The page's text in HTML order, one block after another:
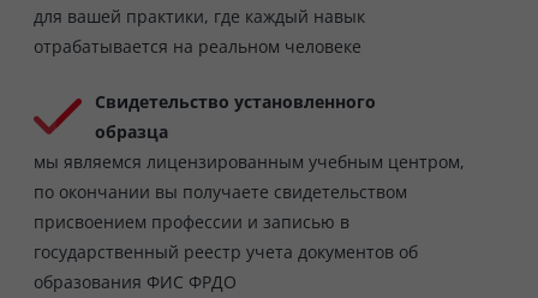
для вашей практики, где каждый навык
отрабатывается на реальном человеке
Свидетельство установленного
образца
мы являемся лицензированным учебным центром,
по окончании вы получаете свидетельством
присвоением профессии и записью в
государственный реестр учета документов об
образования ФИС ФРДО